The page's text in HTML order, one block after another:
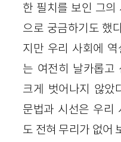
한 필치를 보인 그의
으로 궁금하기도 했
지만 우리 사회에
는 여전히 날카롭고
크게 벗어나지 않았
문법과 시선은 우리
도 전혀 무리가 없어